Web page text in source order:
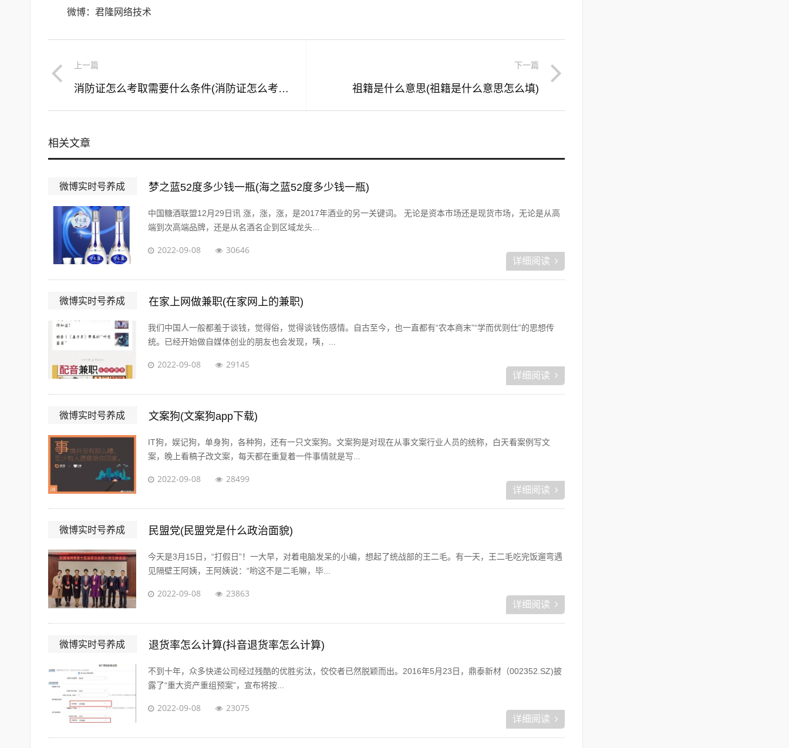
微博：君隆网络技术
上一篇
消防证怎么考取需要什么条件(消防证怎么考取需要什么条件女生)
下一篇
祖籍是什么意思(祖籍是什么意思怎么填)
相关文章
微博实时号养成 梦之蓝52度多少钱一瓶(海之蓝52度多少钱一瓶)
中国糖酒联盟12月29日讯 涨，涨，涨，是2017年酒业的另一关键词。 无论是资本市场还是现货市场，无论是从高
端到次高端品牌，还是从名酒名企到区域龙头...
2022-09-08 30646
详细阅读
微博实时号养成 在家上网做兼职(在家网上的兼职)
我们中国人一般都羞于谈钱，觉得俗，觉得谈钱伤感情。自古至今，也一直都有“农本商末”“学而优则仕”的思想传
统。已经开始做自媒体创业的朋友也会发现，咦，...
2022-09-08 29145
详细阅读
微博实时号养成 文案狗(文案狗app下载)
IT狗，娱记狗，单身狗，各种狗，还有一只文案狗。文案狗是对现在从事文案行业人员的统称，白天看案例写文
案，晚上看稿子改文案，每天都在重复着一件事情就是写...
2022-09-08 28499
详细阅读
微博实时号养成 民盟党(民盟党是什么政治面貌)
今天是3月15日，“打假日”！一大早，对着电脑发呆的小编，想起了统战部的王二毛。有一天，王二毛吃完饭遛弯遇
见隔壁王阿姨，王阿姨说：“哟这不是二毛嘛，毕...
2022-09-08 23863
详细阅读
微博实时号养成 退货率怎么计算(抖音退货率怎么计算)
不到十年，众多快递公司经过残酷的优胜劣汰，佼佼者已然脱颖而出。2016年5月23日，鼎泰新材（002352.SZ)披
露了“重大资产重组预案”，宣布将按...
2022-09-08 23075
详细阅读